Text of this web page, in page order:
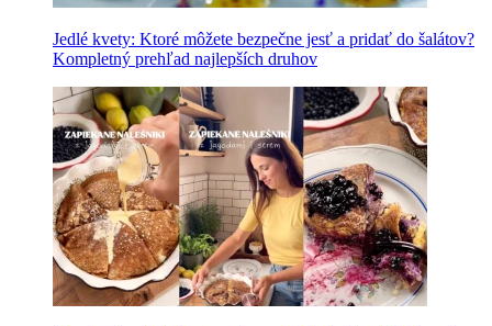
Jedlé kvety: Ktoré môžete bezpečne jesť a pridať do šalátov?
Kompletný prehľad najlepších druhov